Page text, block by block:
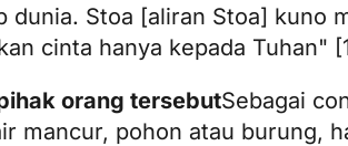
Stoa [aliran Stoa] kuno
cinta hanya kepada Tuhan"
orang tersebutSebagai
mancur, pohon atau burung,